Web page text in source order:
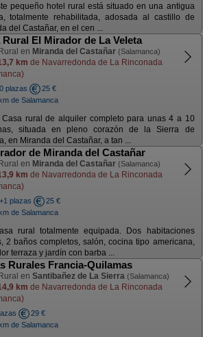
pequeño hotel rural está situado en una antigua
totalmente rehabilitada, adosada al castillo de
del Castañar, en el cen ...
Rural El Mirador de La Veleta
en Miranda del Castañar (Salamanca)
km de Navarredonda de La Rinconada
plazas
25 €
de Salamanca
Casa rural de alquiler completo para unas 4 a 10
situada en pleno corazón de la Sierra de
en Miranda del Castañar, a tan ...
de Miranda del Castañar
en Miranda del Castañar (Salamanca)
km de Navarredonda de La Rinconada
plazas
25 €
de Salamanca
rural totalmente equipada. Dos habitaciones
2 baños completos, salón, cocina tipo americana,
terraza y jardín con barba ...
Rurales Francia-Quilamas
en Santibañez de La Sierra (Salamanca)
km de Navarredonda de La Rinconada
29 €
de Salamanca